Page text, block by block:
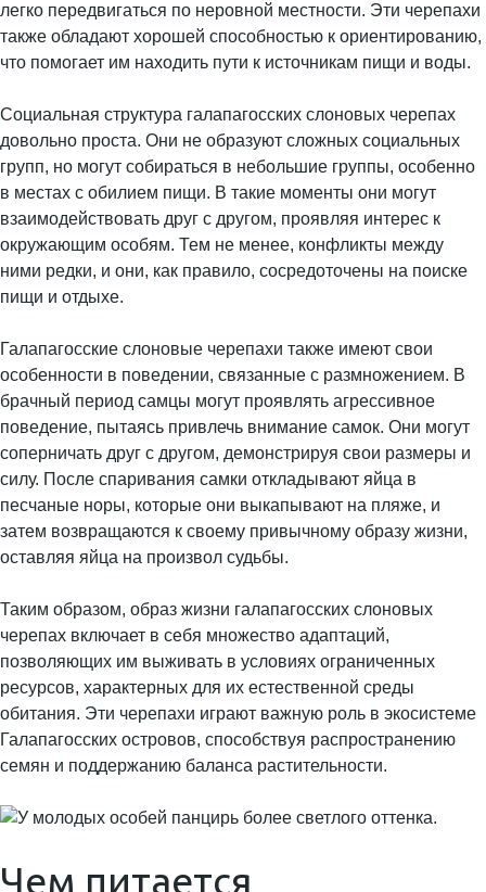
легко передвигаться по неровной местности. Эти черепахи
также обладают хорошей способностью к ориентированию,
что помогает им находить пути к источникам пищи и воды.
Социальная структура галапагосских слоновых черепах
довольно проста. Они не образуют сложных социальных
групп, но могут собираться в небольшие группы, особенно
в местах с обилием пищи. В такие моменты они могут
взаимодействовать друг с другом, проявляя интерес к
окружающим особям. Тем не менее, конфликты между
ними редки, и они, как правило, сосредоточены на поиске
пищи и отдыхе.
Галапагосские слоновые черепахи также имеют свои
особенности в поведении, связанные с размножением. В
брачный период самцы могут проявлять агрессивное
поведение, пытаясь привлечь внимание самок. Они могут
соперничать друг с другом, демонстрируя свои размеры и
силу. После спаривания самки откладывают яйца в
песчаные норы, которые они выкапывают на пляже, и
затем возвращаются к своему привычному образу жизни,
оставляя яйца на произвол судьбы.
Таким образом, образ жизни галапагосских слоновых
черепах включает в себя множество адаптаций,
позволяющих им выживать в условиях ограниченных
ресурсов, характерных для их естественной среды
обитания. Эти черепахи играют важную роль в экосистеме
Галапагосских островов, способствуя распространению
семян и поддержанию баланса растительности.
Чем питается